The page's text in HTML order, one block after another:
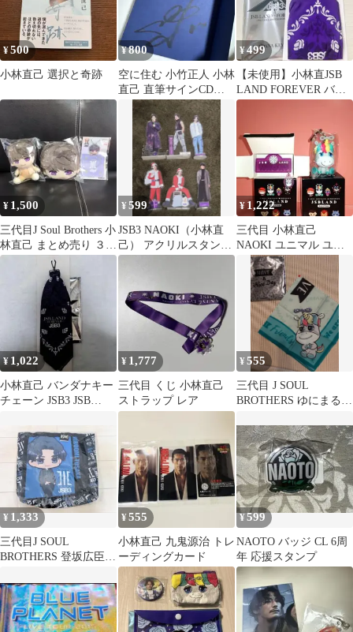
¥500
小林直己 選択と奇跡
¥800
空に住む 小竹正人 小林
直己 直筆サインCDな
¥499
【未使用】小林直JSB
LAND FOREVER バン
ダナキーチェーン
¥ 1,500
三代目J Soul Brothers 小
林直己 まとめ売り ３点
セット②
¥599
JSB3 NAOKI（小林直
己） アクリルスタンド
6種セット
¥ 1,222
三代目 小林直己
NAOKI ユニマル ユニ
コーンキーホルダー
¥ 1,022
小林直己 バンダナキー
チェーン JSB3 JSB
¥ 1,777
三代目 くじ 小林直己
ストラップ レア
¥555
三代目 J SOUL
BROTHERS ゆにまる
¥ 1,333
三代目J SOUL
BROTHERS 登坂広臣
¥555
小林直己 九鬼源治 トレ
ーディングカード
¥599
NAOTO バッジ CL 6周
年 応援スタンプ